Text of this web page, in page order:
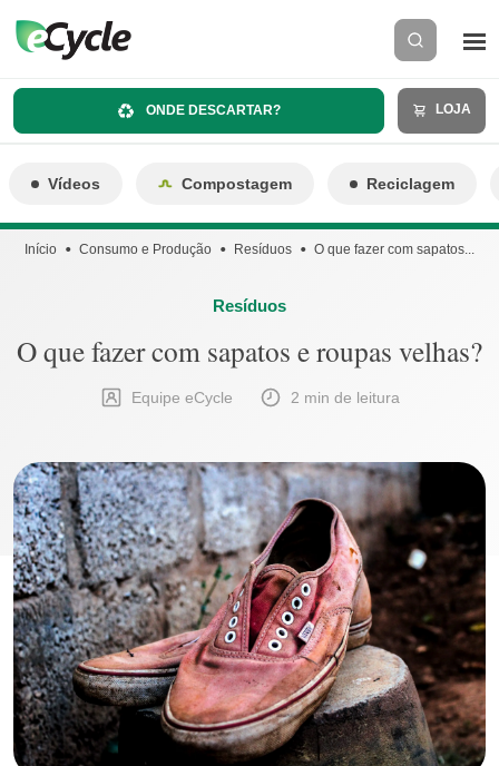
ONDE DESCARTAR? LOJA
Vídeos Compostagem Reciclagem
Início Consumo e Produção Resíduos O que fazer com sapatos...
Resíduos
O que fazer com sapatos e roupas velhas?
Equipe eCycle 2 min de leitura